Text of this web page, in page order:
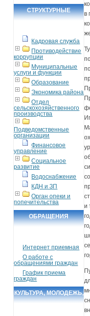
СТРУКТУРНЫЕ
Кадровая служба
Противодействие
коррупции
Муниципальные
услуги и функции
Образование
Экономика района
Отдел
сельскохозяйственного
производства
Подведомственные
организации
Финансовое
управление
Социальное
развитие
Водоснабжение
КДН и ЗП
Орган опеки и
попечительства
ОБРАЩЕНИЯ
Интернет приемная
О работе с
обращениями граждан
График приема
граждан
КУЛЬТУРА, МОЛОДЕЖЬ,
в
и